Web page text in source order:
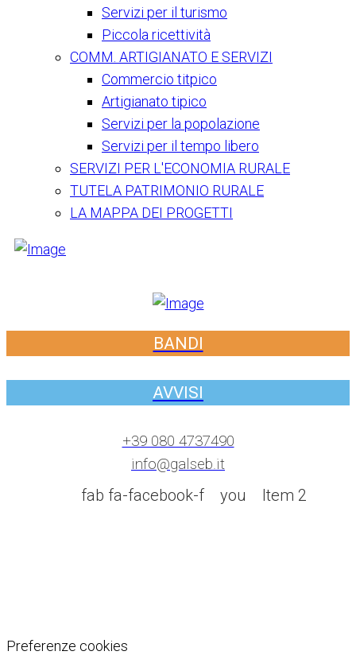
Servizi per il turismo
Piccola ricettività
COMM. ARTIGIANATO E SERVIZI
Commercio titpico
Artigianato tipico
Servizi per la popolazione
Servizi per il tempo libero
SERVIZI PER L'ECONOMIA RURALE
TUTELA PATRIMONIO RURALE
LA MAPPA DEI PROGETTI
BANDI
AVVISI
+39 080 4737490
info@galseb.it
fab fa-facebook-f you Item 2
Preferenze cookies